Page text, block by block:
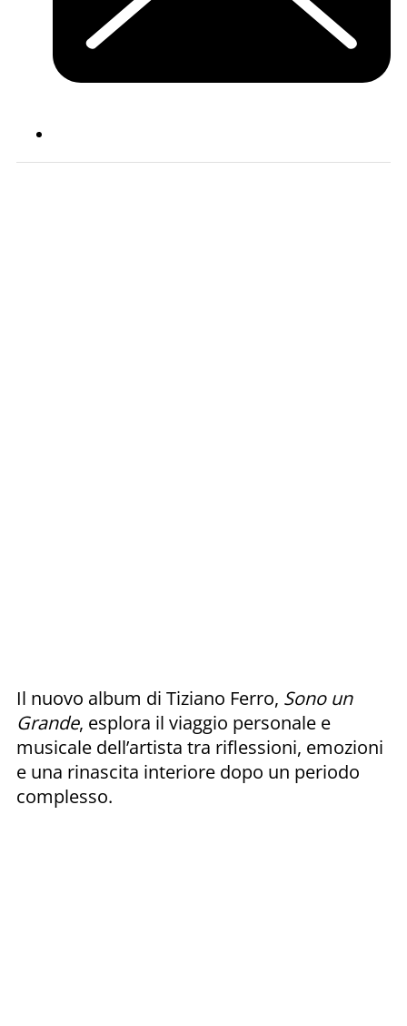
Il nuovo album di Tiziano Ferro, Sono un
Grande, esplora il viaggio personale e
musicale dell’artista tra riflessioni, emozioni
e una rinascita interiore dopo un periodo
complesso.